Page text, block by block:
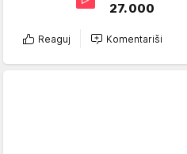
27.000
Reaguj Komentariši